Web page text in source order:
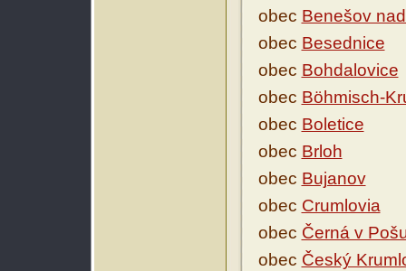
obec Benešov
obec Besednice
obec Bohdalovice
obec Böhmisch-
obec Boletice
obec Brloh
obec Bujanov
obec Crumlovia
obec Černá v
obec Český